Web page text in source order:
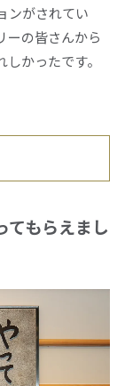
ンがされてい
ーの皆さんから
かったです。
てもらえまし